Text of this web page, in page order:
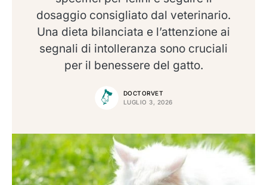
dosaggio consigliato dal veterinario.
Una dieta bilanciata e l’attenzione ai
segnali di intolleranza sono cruciali
per il benessere del gatto.
DOCTORVET
LUGLIO 3, 2026